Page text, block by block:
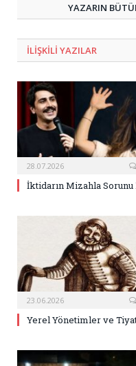
YAZARIN
ILIŞKILI YAZILAR
28.07.2026
İktidarın Mizahla Sorunu
23.06.2026
Yerel Yönetimler ve